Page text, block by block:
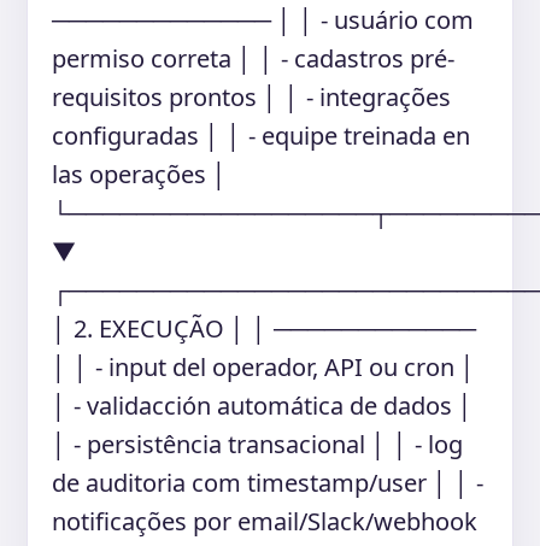
───────────── │ │ - usuário com
permiso correta │ │ - cadastros pré-
requisitos prontos │ │ - integrações
configuradas │ │ - equipe treinada en
las operações │
▼
│ 2. EXECUÇÃO │ │ ────────────
│ │ - input del operador, API ou cron │
│ - validacción automática de dados │
│ - persistência transacional │ │ - log
de auditoria com timestamp/user │ │ -
notificações por email/Slack/webhook